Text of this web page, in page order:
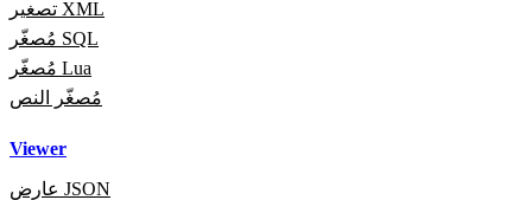
تصغير XML
مُصغّر SQL
مُصغّر Lua
مُصغّر النص
Viewer
عارض JSON